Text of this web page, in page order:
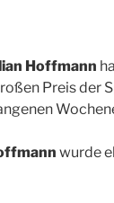
Hoffmann
Preis der
wurde